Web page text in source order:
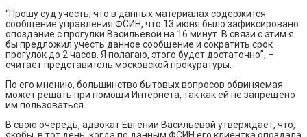
“Прошу суд учесть, что в данных материалах содержится
сообщение управления ФСИН, что 13 июня было зафиксировано
опоздание с прогулки Васильевой на 16 минут. В связи с этим я
бы предложил учесть данное сообщение и сократить срок
прогулок до 2 часов. Я полагаю, этого будет достаточно”, –
считает представитель московской прокуратуры.
По его мнению, большинство бытовых вопросов обвиняемая
может решать при помощи Интернета, так как ей не запрещено
им пользоваться.
В свою очередь, адвокат Евгении Васильевой утверждает, что,
якобы, в тот день, когда по данным ФСИН его клиентка опоздала